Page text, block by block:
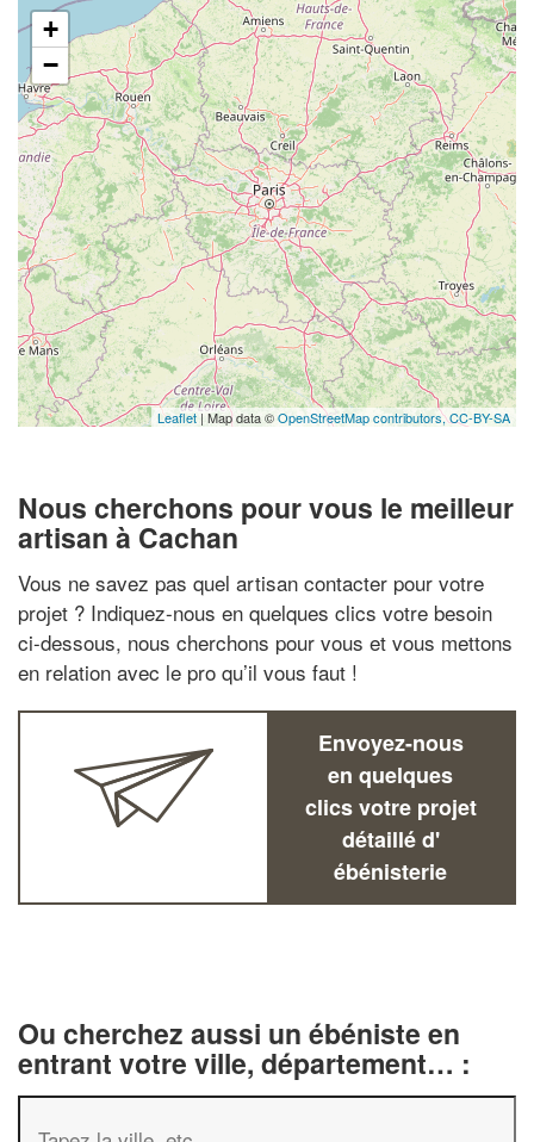
+
−
Leaflet| Map data ©OpenStreetMap contributors,CC-BY-SA
Nous cherchons pour vous le meilleur
artisan à Cachan
Vous ne savez pas quel artisan contacter pour votre
projet ? Indiquez-nous en quelques clics votre besoin
ci-dessous, nous cherchons pour vous et vous mettons
en relation avec le pro qu’il vous faut !
Envoyez-nous
en quelques
clics votre projet
détaillé d'
ébénisterie
Ou cherchez aussi un ébéniste en
entrant votre ville, département… :